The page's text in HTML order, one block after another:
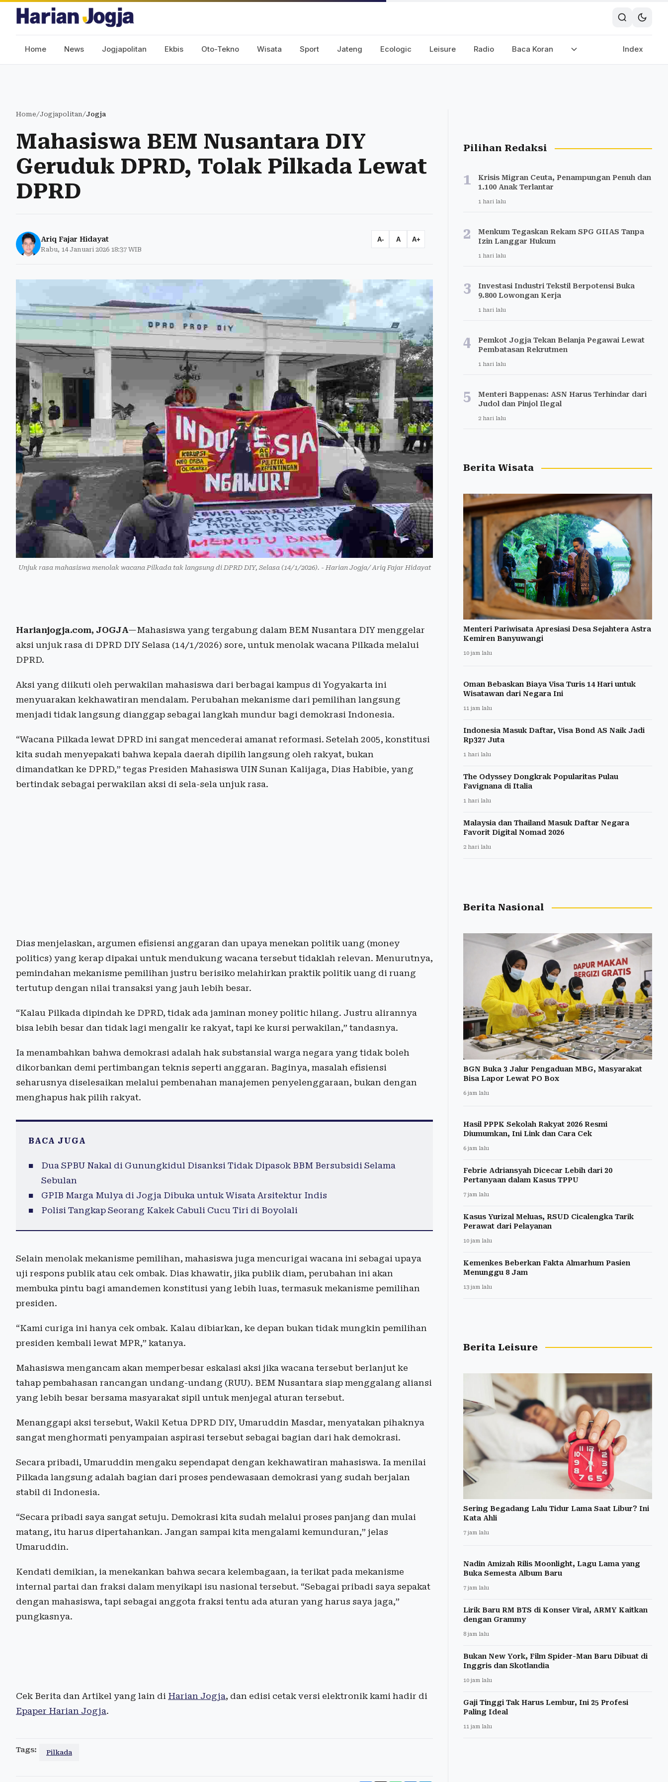
Home News Jogjapolitan Ekbis Oto-Tekno Wisata Sport Jateng Ecologic Leisure Radio Baca Koran Index
Home/Jogjapolitan/Jogja
Mahasiswa BEM Nusantara DIY
Geruduk DPRD, Tolak Pilkada Lewat
DPRD
Ariq Fajar Hidayat
Rabu, 14 Januari 2026 18:37 WIB
A- A A+
Unjuk rasa mahasiswa menolak wacana Pilkada tak langsung di DPRD DIY, Selasa (14/1/2026). - Harian Jogja/ Ariq Fajar Hidayat
Harianjogja.com, JOGJA—Mahasiswa yang tergabung dalam BEM Nusantara DIY menggelar
aksi unjuk rasa di DPRD DIY Selasa (14/1/2026) sore, untuk menolak wacana Pilkada melalui
DPRD.
Aksi yang diikuti oleh perwakilan mahasiswa dari berbagai kampus di Yogyakarta ini
menyuarakan kekhawatiran mendalam. Perubahan mekanisme dari pemilihan langsung
menjadi tidak langsung dianggap sebagai langkah mundur bagi demokrasi Indonesia.
“Wacana Pilkada lewat DPRD ini sangat mencederai amanat reformasi. Setelah 2005, konstitusi
kita sudah menyepakati bahwa kepala daerah dipilih langsung oleh rakyat, bukan
dimandatkan ke DPRD,” tegas Presiden Mahasiswa UIN Sunan Kalijaga, Dias Habibie, yang
bertindak sebagai perwakilan aksi di sela-sela unjuk rasa.
Dias menjelaskan, argumen efisiensi anggaran dan upaya menekan politik uang (money
politics) yang kerap dipakai untuk mendukung wacana tersebut tidaklah relevan. Menurutnya,
pemindahan mekanisme pemilihan justru berisiko melahirkan praktik politik uang di ruang
tertutup dengan nilai transaksi yang jauh lebih besar.
“Kalau Pilkada dipindah ke DPRD, tidak ada jaminan money politic hilang. Justru alirannya
bisa lebih besar dan tidak lagi mengalir ke rakyat, tapi ke kursi perwakilan,” tandasnya.
Ia menambahkan bahwa demokrasi adalah hak substansial warga negara yang tidak boleh
dikorbankan demi pertimbangan teknis seperti anggaran. Baginya, masalah efisiensi
seharusnya diselesaikan melalui pembenahan manajemen penyelenggaraan, bukan dengan
menghapus hak pilih rakyat.
BACA JUGA
Dua SPBU Nakal di Gunungkidul Disanksi Tidak Dipasok BBM Bersubsidi Selama
Sebulan
GPIB Marga Mulya di Jogja Dibuka untuk Wisata Arsitektur Indis
Polisi Tangkap Seorang Kakek Cabuli Cucu Tiri di Boyolali
Selain menolak mekanisme pemilihan, mahasiswa juga mencurigai wacana ini sebagai upaya
uji respons publik atau cek ombak. Dias khawatir, jika publik diam, perubahan ini akan
membuka pintu bagi amandemen konstitusi yang lebih luas, termasuk mekanisme pemilihan
presiden.
“Kami curiga ini hanya cek ombak. Kalau dibiarkan, ke depan bukan tidak mungkin pemilihan
presiden kembali lewat MPR,” katanya.
Mahasiswa mengancam akan memperbesar eskalasi aksi jika wacana tersebut berlanjut ke
tahap pembahasan rancangan undang-undang (RUU). BEM Nusantara siap menggalang aliansi
yang lebih besar bersama masyarakat sipil untuk menjegal aturan tersebut.
Menanggapi aksi tersebut, Wakil Ketua DPRD DIY, Umaruddin Masdar, menyatakan pihaknya
sangat menghormati penyampaian aspirasi tersebut sebagai bagian dari hak demokrasi.
Secara pribadi, Umaruddin mengaku sependapat dengan kekhawatiran mahasiswa. Ia menilai
Pilkada langsung adalah bagian dari proses pendewasaan demokrasi yang sudah berjalan
stabil di Indonesia.
“Secara pribadi saya sangat setuju. Demokrasi kita sudah melalui proses panjang dan mulai
matang, itu harus dipertahankan. Jangan sampai kita mengalami kemunduran,” jelas
Umaruddin.
Kendati demikian, ia menekankan bahwa secara kelembagaan, ia terikat pada mekanisme
internal partai dan fraksi dalam menyikapi isu nasional tersebut. “Sebagai pribadi saya sepakat
dengan mahasiswa, tapi sebagai anggota fraksi tentu ada aturan yang harus saya jaga,”
pungkasnya.
Cek Berita dan Artikel yang lain di Harian Jogja, dan edisi cetak versi elektronik kami hadir di
Epaper Harian Jogja.
Tags: Pilkada
Pilihan Redaksi
1
Krisis Migran Ceuta, Penampungan Penuh dan
1.100 Anak Terlantar
1 hari lalu
2
Menkum Tegaskan Rekam SPG GIIAS Tanpa
Izin Langgar Hukum
1 hari lalu
3
Investasi Industri Tekstil Berpotensi Buka
9.800 Lowongan Kerja
1 hari lalu
4
Pemkot Jogja Tekan Belanja Pegawai Lewat
Pembatasan Rekrutmen
1 hari lalu
5
Menteri Bappenas: ASN Harus Terhindar dari
Judol dan Pinjol Ilegal
2 hari lalu
Berita Wisata
Menteri Pariwisata Apresiasi Desa Sejahtera Astra
Kemiren Banyuwangi
10 jam lalu
Oman Bebaskan Biaya Visa Turis 14 Hari untuk
Wisatawan dari Negara Ini
11 jam lalu
Indonesia Masuk Daftar, Visa Bond AS Naik Jadi
Rp327 Juta
1 hari lalu
The Odyssey Dongkrak Popularitas Pulau
Favignana di Italia
1 hari lalu
Malaysia dan Thailand Masuk Daftar Negara
Favorit Digital Nomad 2026
2 hari lalu
Berita Nasional
BGN Buka 3 Jalur Pengaduan MBG, Masyarakat
Bisa Lapor Lewat PO Box
6 jam lalu
Hasil PPPK Sekolah Rakyat 2026 Resmi
Diumumkan, Ini Link dan Cara Cek
6 jam lalu
Febrie Adriansyah Dicecar Lebih dari 20
Pertanyaan dalam Kasus TPPU
7 jam lalu
Kasus Yurizal Meluas, RSUD Cicalengka Tarik
Perawat dari Pelayanan
10 jam lalu
Kemenkes Beberkan Fakta Almarhum Pasien
Menunggu 8 Jam
13 jam lalu
Berita Leisure
Sering Begadang Lalu Tidur Lama Saat Libur? Ini
Kata Ahli
7 jam lalu
Nadin Amizah Rilis Moonlight, Lagu Lama yang
Buka Semesta Album Baru
7 jam lalu
Lirik Baru RM BTS di Konser Viral, ARMY Kaitkan
dengan Grammy
8 jam lalu
Bukan New York, Film Spider-Man Baru Dibuat di
Inggris dan Skotlandia
10 jam lalu
Gaji Tinggi Tak Harus Lembur, Ini 25 Profesi
Paling Ideal
11 jam lalu